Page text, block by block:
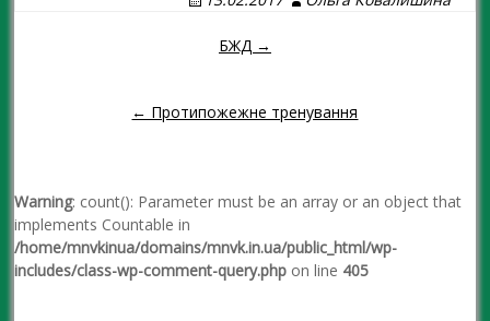
Навігація повідомленням
БЖД →
← Протипожежне тренування
Warning: count(): Parameter must be an array or an object that
implements Countable in
/home/mnvkinua/domains/mnvk.in.ua/public_html/wp-
includes/class-wp-comment-query.php on line 405